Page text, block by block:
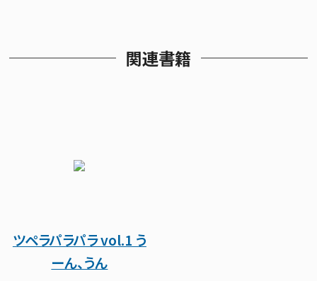
関連書籍
ツペラパラパラ vol.1 う
ーん、うん